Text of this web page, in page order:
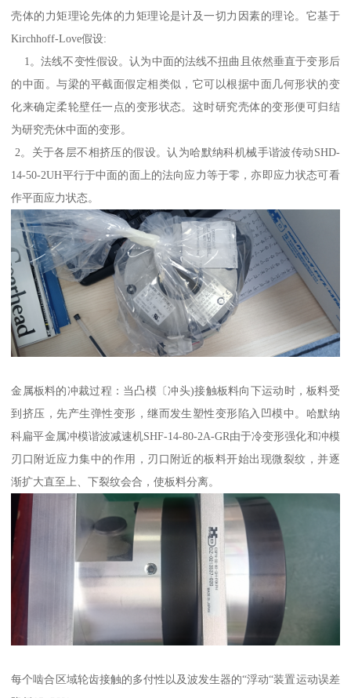
壳体的力矩理论先体的力矩理论是计及一切力因素的理论。它基于
Kirchhoff-Love假设:
1。法线不变性假设。认为中面的法线不扭曲且依然垂直于变形后
的中面。与梁的平截面假定相类似，它可以根据中面几何形状的变
化来确定柔轮壁任一点的变形状态。这时研究壳体的变形便可归结
为研究壳休中面的变形。
2。关于各层不相挤压的假设。认为哈默纳科机械手谐波传动SHD-
14-50-2UH平行于中面的面上的法向应力等于零，亦即应力状态可看
作平面应力状态。
金属板料的冲裁过程：当凸模〔冲头)接触板料向下运动时，板料受
到挤压，先产生弹性变形，继而发生塑性变形陷入凹模中。哈默纳
科扁平金属冲模谐波减速机SHF-14-80-2A-GR由于冷变形强化和冲模
刃口附近应力集中的作用，刃口附近的板料开始出现微裂纹，并逐
渐扩大直至上、下裂纹会合，使板料分离。
每个啮合区域轮齿接触的多付性以及波发生器的“浮动“装置运动误差